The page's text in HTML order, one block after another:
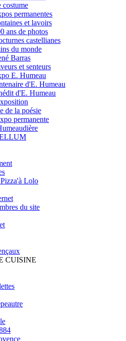
costume
permanentes
et lavoirs
ans de photos
castellianes
du monde
Barras
et senteurs
E. Humeau
d'E. Humeau
d'E. Humeau
de la poésie
permanente
Lolo
du site
CUISINE